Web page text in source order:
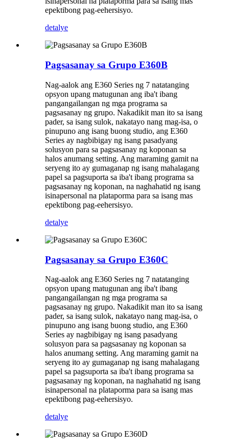
epektibong pag-eehersisyo.
detalye
Pagsasanay sa Grupo E360B
Nag-aalok ang E360 Series ng 7 natatanging
opsyon upang matugunan ang iba't ibang
pangangailangan ng mga programa sa
pagsasanay ng grupo. Nakadikit man ito sa isang
pader, sa isang sulok, nakatayo nang mag-isa, o
pinupuno ang isang buong studio, ang E360
Series ay nagbibigay ng isang pasadyang
solusyon para sa pagsasanay ng koponan sa
halos anumang setting. Ang maraming gamit na
seryeng ito ay gumaganap ng isang mahalagang
papel sa pagsuporta sa iba't ibang programa sa
pagsasanay ng koponan, na naghahatid ng isang
isinapersonal na plataporma para sa isang mas
epektibong pag-eehersisyo.
detalye
Pagsasanay sa Grupo E360C
Nag-aalok ang E360 Series ng 7 natatanging
opsyon upang matugunan ang iba't ibang
pangangailangan ng mga programa sa
pagsasanay ng grupo. Nakadikit man ito sa isang
pader, sa isang sulok, nakatayo nang mag-isa, o
pinupuno ang isang buong studio, ang E360
Series ay nagbibigay ng isang pasadyang
solusyon para sa pagsasanay ng koponan sa
halos anumang setting. Ang maraming gamit na
seryeng ito ay gumaganap ng isang mahalagang
papel sa pagsuporta sa iba't ibang programa sa
pagsasanay ng koponan, na naghahatid ng isang
isinapersonal na plataporma para sa isang mas
epektibong pag-eehersisyo.
detalye